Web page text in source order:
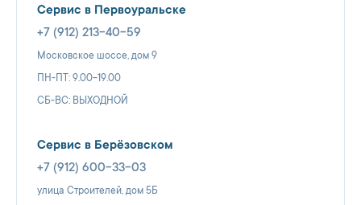
Сервис в Первоуральске
+7 (912) 213-40-59
Московское шоссе, дом 9
ПН-ПТ: 9.00-19.00
СБ-ВС: ВЫХОДНОЙ
Сервис в Берёзовском
+7 (912) 600-33-03
улица Строителей, дом 5Б